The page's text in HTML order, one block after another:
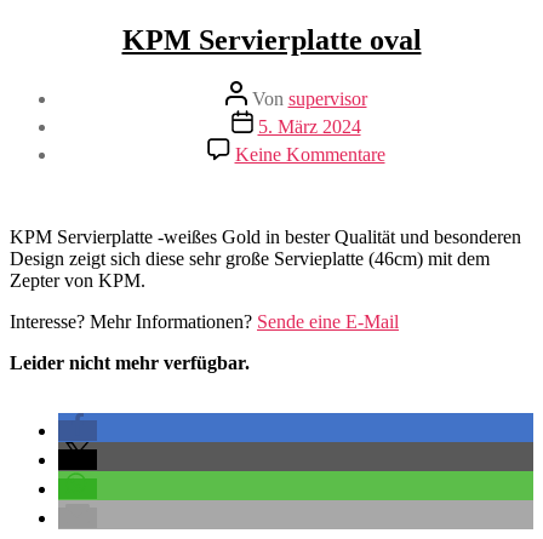
KPM Servierplatte oval
Beitragsautor
Von supervisor
Veröffentlichungsdatum
5. März 2024
Keine Kommentarezu
KPM
KPM Servierplatte -weißes Gold in bester Qualität und besonderen
Design zeigt sich diese sehr große Servieplatte (46cm) mit dem
Zepter von KPM.
Interesse? Mehr Informationen? Sende eine E-Mail
Leider nicht mehr verfügbar.